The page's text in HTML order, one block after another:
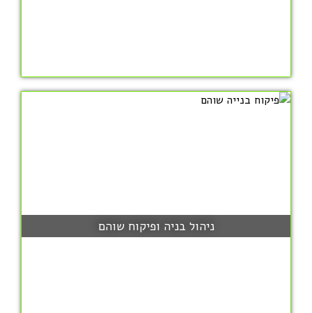
ניהול בניה ופיקוח שוהם